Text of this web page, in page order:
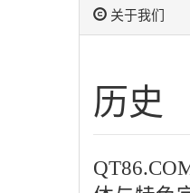
关于我们
历史